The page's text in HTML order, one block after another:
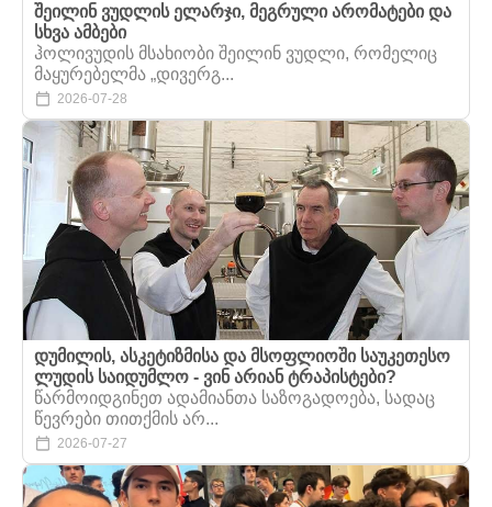
შეილინ ვუდლის ელარჯი, მეგრული არომატები და
სხვა ამბები
ჰოლივუდის მსახიობი შეილინ ვუდლი, რომელიც
მაყურებელმა „დივერგ...
2026-07-28
დუმილის, ასკეტიზმისა და მსოფლიოში საუკეთესო
ლუდის საიდუმლო - ვინ არიან ტრაპისტები?
წარმოიდგინეთ ადამიანთა საზოგადოება, სადაც
წევრები თითქმის არ...
2026-07-27